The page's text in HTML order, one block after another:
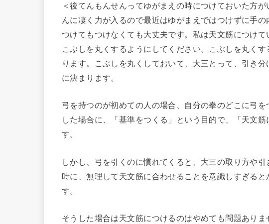
＜後てんもんせんってゆがまえの時につけておいた方
んに凄く力が入るので最近はゆがまえではつけずに手の
つけてもつけなくても大丈夫です。私は天文筋につけて
こぶしを丸くするようにしてください。こぶしを丸く
ります。こぶしを丸くしておいて、大三とって、引き
に決まります。
弓を持つのが初めての人の場合、自分の拳のどこに弓
した場合に、「基準をつくる」という目的で、「天文
す。
しかし、弓を引くのに慣れてくると、大三の取り方や
時に、無理して天文筋に合わせることを意識しすぎる
す。
そうした場合は天文筋につけるのはやめても問題あり